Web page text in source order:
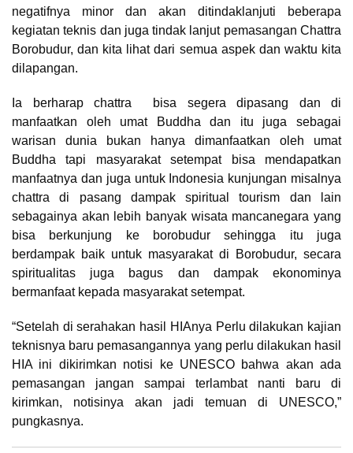
negatifnya minor dan akan ditindaklanjuti beberapa
kegiatan teknis dan juga tindak lanjut pemasangan Chattra
Borobudur, dan kita lihat dari semua aspek dan waktu kita
dilapangan.
Ia berharap chattra bisa segera dipasang dan di
manfaatkan oleh umat Buddha dan itu juga sebagai
warisan dunia bukan hanya dimanfaatkan oleh umat
Buddha tapi masyarakat setempat bisa mendapatkan
manfaatnya dan juga untuk Indonesia kunjungan misalnya
chattra di pasang dampak spiritual tourism dan lain
sebagainya akan lebih banyak wisata mancanegara yang
bisa berkunjung ke borobudur sehingga itu juga
berdampak baik untuk masyarakat di Borobudur, secara
spiritualitas juga bagus dan dampak ekonominya
bermanfaat kepada masyarakat setempat.
“Setelah di serahakan hasil HIAnya Perlu dilakukan kajian
teknisnya baru pemasangannya yang perlu dilakukan hasil
HIA ini dikirimkan notisi ke UNESCO bahwa akan ada
pemasangan jangan sampai terlambat nanti baru di
kirimkan, notisinya akan jadi temuan di UNESCO,”
pungkasnya.